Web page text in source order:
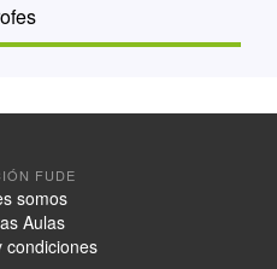
FUDE
somos
Aulas
condiciones